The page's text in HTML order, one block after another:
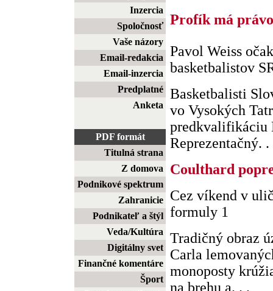
Inzercia
Spoločnosť
Vaše názory
Email-redakcia
Email-inzercia
Predplatné
Anketa
PDF formát
Titulná strana
Z domova
Podnikové spektrum
Zahranicie
Podnikateľ a štýl
Veda/Kultúra
Digitálny svet
Finančné komentáre
Šport
Profík má
Pavol Weiss
basketbalistov
Basketbalisti
vo Vysokých
predkvalifikáciu
Reprezentačný. .
Coulthard
Cez víkend v
formuly 1
Tradičný obraz
Carla
monoposty
na brehu a. . .